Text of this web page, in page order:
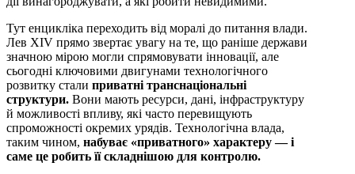
Тут енцикліка переходить від моралі до питання влади.
Лев XIV прямо звертає увагу на те, що раніше держави
значною мірою могли спрямовувати інновації, але
сьогодні ключовими двигунами технологічного
розвитку стали приватні транснаціональні
структури. Вони мають ресурси, дані, інфраструктуру
й можливості впливу, які часто перевищують
спроможності окремих урядів. Технологічна влада,
таким чином, набуває «приватного» характеру — і
саме це робить її складнішою для контролю.